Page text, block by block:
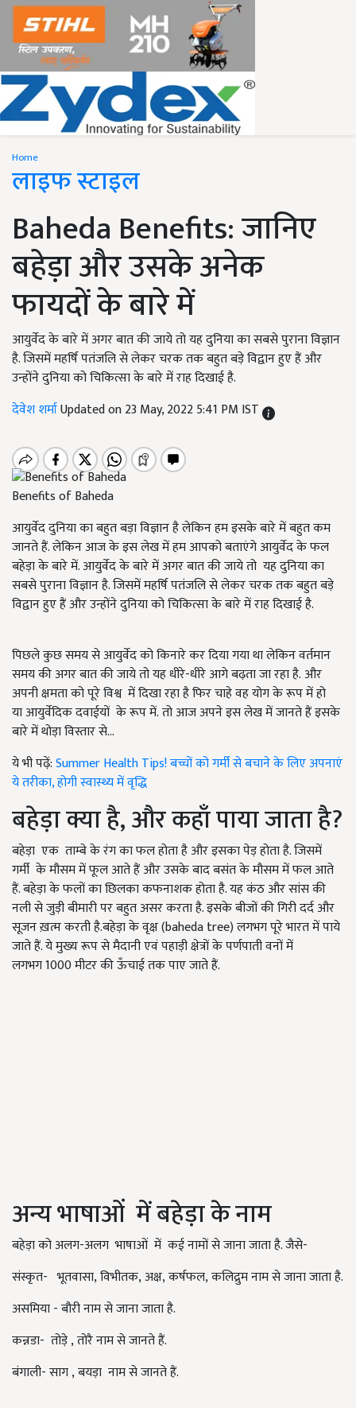
Home
लाइफ स्टाइल
Baheda Benefits: जानिए
बहेड़ा और उसके अनेक
फायदों के बारे में
आयुर्वेद के बारे में अगर बात की जाये तो यह दुनिया का सबसे पुराना विज्ञान
है. जिसमें महर्षि पतंजलि से लेकर चरक तक बहुत बड़े विद्वान हुए हैं और
उन्होंने दुनिया को चिकित्सा के बारे में राह दिखाई है.
देवेश शर्माUpdated on 23 May, 2022 5:41 PM IST
Benefits of Baheda
आयुर्वेद दुनिया का बहुत बड़ा विज्ञान है लेकिन हम इसके बारे में बहुत कम
जानते हैं. लेकिन आज के इस लेख में हम आपको बताएंगे आयुर्वेद के फल
बहेड़ा के बारे में. आयुर्वेद के बारे में अगर बात की जाये तो यह दुनिया का
सबसे पुराना विज्ञान है. जिसमें महर्षि पतंजलि से लेकर चरक तक बहुत बड़े
विद्वान हुए हैं और उन्होंने दुनिया को चिकित्सा के बारे में राह दिखाई है.
पिछले कुछ समय से आयुर्वेद को किनारे कर दिया गया था लेकिन वर्तमान
समय की अगर बात की जाये तो यह धीरे-धीरे आगे बढ़ता जा रहा है. और
अपनी क्षमता को पूरे विश्व में दिखा रहा है फिर चाहे वह योग के रूप में हो
या आयुर्वेदिक दवाईयों के रूप में. तो आज अपने इस लेख में जानते हैं इसके
बारे में थोड़ा विस्तार से...
ये भी पढ़ें:Summer Health Tips! बच्चों को गर्मी से बचाने के लिए अपनाएं
ये तरीका, होगी स्वास्थ्य में वृद्धि
बहेड़ा क्या है, और कहाँ पाया जाता है?
बहेड़ा एक ताम्बे के रंग का फल होता है और इसका पेड़ होता है. जिसमें
गर्मी के मौसम में फूल आते हैं और उसके बाद बसंत के मौसम में फल आते
हैं. बहेड़ा के फलों का छिलका कफनाशक होता है. यह कंठ और सांस की
नली से जुड़ी बीमारी पर बहुत असर करता है. इसके बीजों की गिरी दर्द और
सूजन ख़त्म करती है.बहेड़ा के वृक्ष (baheda tree) लगभग पूरे भारत में पाये
जाते हैं. ये मुख्य रूप से मैदानी एवं पहाड़ी क्षेत्रों के पर्णपाती वनों में
लगभग 1000 मीटर की ऊँचाई तक पाए जाते हैं.
अन्य भाषाओं में बहेड़ा के नाम
बहेड़ा को अलग-अलग भाषाओं में कई नामों से जाना जाता है. जैसे-
संस्कृत- भूतवासा, विभीतक, अक्ष, कर्षफल, कलिद्रुम नाम से जाना जाता है.
असमिया - बौरी नाम से जाना जाता है.
कन्नडा- तोड़े , तोरै नाम से जानते हैं.
बंगाली- साग , बयड़ा नाम से जानते हैं.